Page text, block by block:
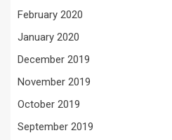
February 2020
January 2020
December 2019
November 2019
October 2019
September 2019